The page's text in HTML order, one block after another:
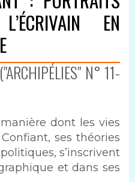
EN
N° 11-
dont les vies
ses théories
s’inscrivent
et dans ses